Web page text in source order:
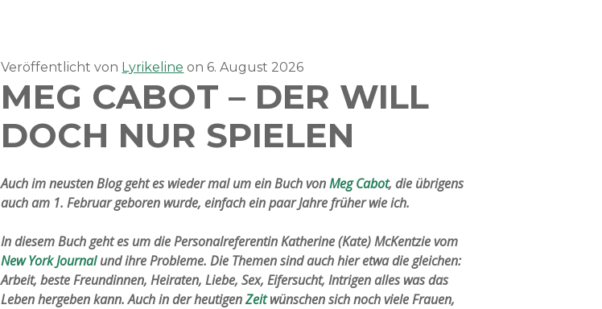
Veröffentlicht von Lyrikeline on 6. August 2026
MEG CABOT – DER WILL
DOCH NUR SPIELEN
Auch im neusten Blog geht es wieder mal um ein Buch vonMeg Cabot, die übrigens
auch am 1. Februar geboren wurde, einfach ein paar Jahre früher wie ich.
In diesem Buch geht es um die Personalreferentin Katherine (Kate) McKentzie vom
New York Journalund ihre Probleme. Die Themen sind auch hier etwa die gleichen:
Arbeit, beste Freundinnen, Heiraten, Liebe, Sex, Eifersucht, Intrigen alles was das
Leben hergeben kann. Auch in der heutigenZeitwünschen sich noch viele Frauen,